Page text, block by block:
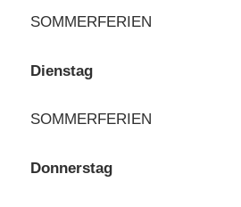
SOMMERFERIEN
Dienstag
SOMMERFERIEN
Donnerstag